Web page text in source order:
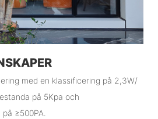
med en klassificering på 2,3W/
på 5Kpa och
≥500PA.